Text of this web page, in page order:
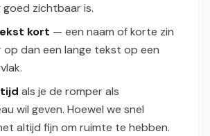
zichtbaar is.
kort — een naam of korte zin
op dan een lange tekst op een
als je de romper als
wil geven. Hoewel we snel
altijd fijn om ruimte te hebben.